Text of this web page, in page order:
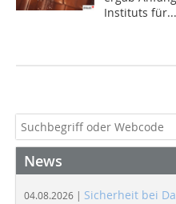
Instituts für...
News
04.08.2026 | Sicherheit bei